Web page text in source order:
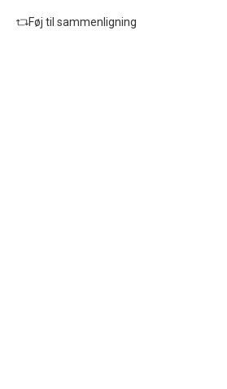
Føj til sammenligning